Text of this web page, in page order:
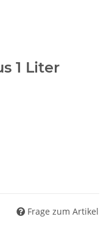
1 Liter
Frage zum Artikel